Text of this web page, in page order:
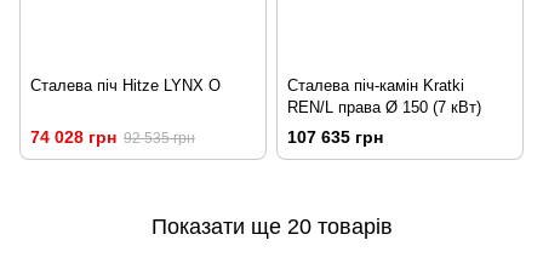
Сталева піч Hitze LYNX O
74 028 грн 92 535 грн
Сталева піч-камін Kratki
REN/L права Ø 150 (7 кВт)
107 635 грн
Показати ще 20 товарів